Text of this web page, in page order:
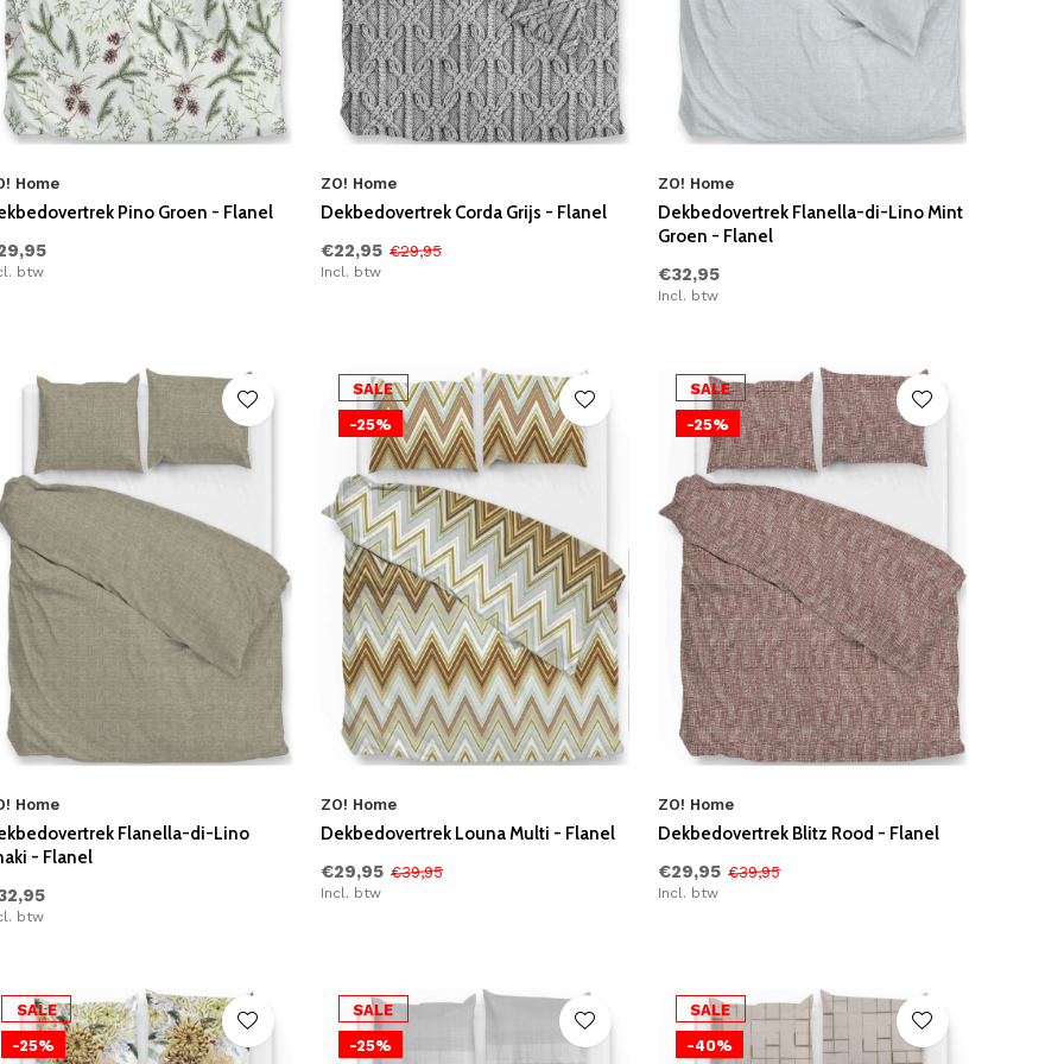
Home
Pino Groen - Flanel
btw
ZO! Home
Dekbedovertrek Corda Grijs - Flanel
€22,95 €29,95
Incl. btw
ZO! Home
Dekbedovertrek Flanella-di-Lino Mint
Groen - Flanel
€32,95
Incl. btw
Home
Flanella-di-Lino
- Flanel
btw
SALE
-25%
ZO! Home
Dekbedovertrek Louna Multi - Flanel
€29,95 €39,95
Incl. btw
SALE
-25%
ZO! Home
Dekbedovertrek Blitz Rood - Flanel
€29,95 €39,95
Incl. btw
SALE
-25%
SALE
-25%
SALE
-40%